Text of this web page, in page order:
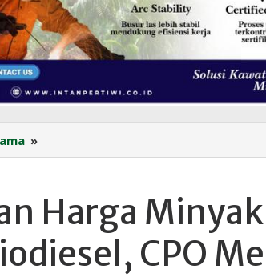
»
Harga
Daya
Tarik
Biodiesel,
CPO
Harga
CPO